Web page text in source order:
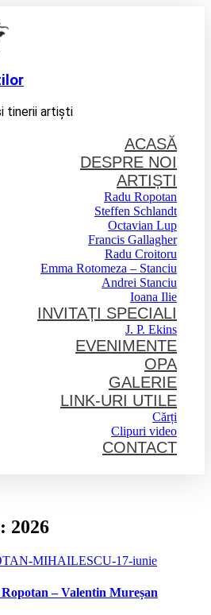
tinerii artiști
ACASĂ
DESPRE NOI
ARTIȘTI
Radu Ropotan
Steffen Schlandt
Octavian Lup
Francis Gallagher
Radu Croitoru
Emma Rotomeza – Stanciu
Andrei Stanciu
Ioana Ilie
INVITAȚI SPECIALI
J. P. Ekins
EVENIMENTE
OPA
GALERIE
LINK-URI UTILE
Cărți
Clipuri video
CONTACT
2026
– Valentin Mureșan